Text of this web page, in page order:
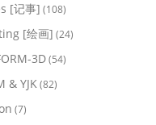
[记事] (108)
[绘画] (24)
3D(54)
& YJK(82)
(7)